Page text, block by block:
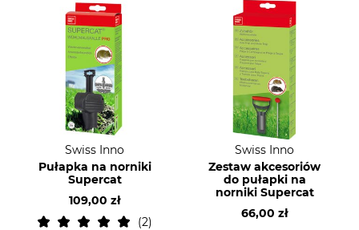
Swiss Inno
Pułapka na norniki
Supercat
109,00 zł
2
Swiss Inno
Zestaw akcesoriów
do pułapki na
norniki Supercat
66,00 zł